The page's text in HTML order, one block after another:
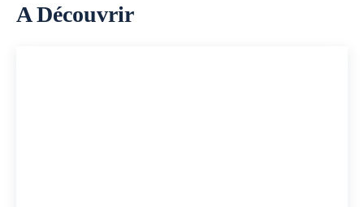
A Découvrir